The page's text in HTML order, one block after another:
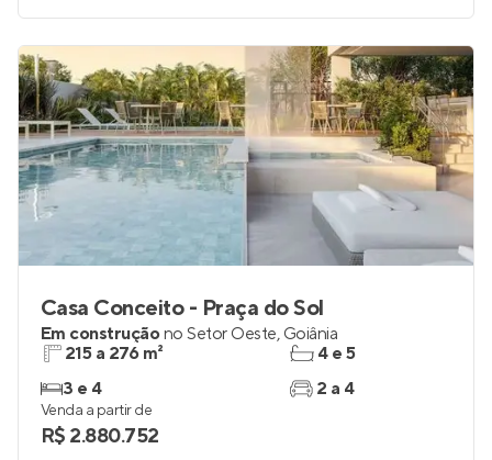
Casa Conceito - Praça do Sol
Em construçãono Setor Oeste, Goiânia
215 a 276 m²
3 e 4
4 e 5
2 a 4
Venda a partir de
R$ 2.880.752